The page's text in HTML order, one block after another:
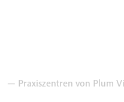
— Praxiszentren von Plum